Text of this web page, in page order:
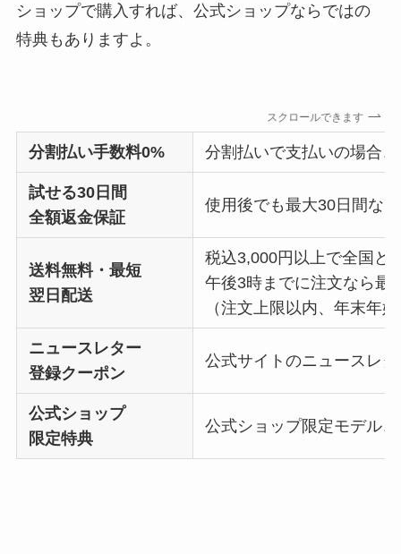
ショップで購入すれば、公式ショップならではの
特典もありますよ。
スクロールできます
分割払い手数料0% 分割払いで支払いの場合
試せる30日間
全額返金保証
使用後でも最大30日間な
送料無料・最短
翌日配送
税込3,000円以上で全国ど
午後3時までに注文なら最
（注文上限以内、年末年
ニュースレター
登録クーポン
公式サイトのニュースレ
公式ショップ
限定特典
公式ショップ限定モデル